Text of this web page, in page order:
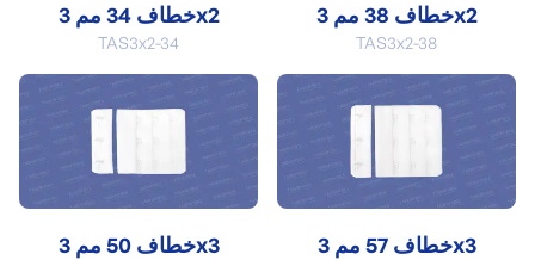
خطاف 34 مم 3x2
TAS3x2-34
خطاف 38 مم 3x2
TAS3x2-38
خطاف 50 مم 3x3 خطاف 57 مم 3x3